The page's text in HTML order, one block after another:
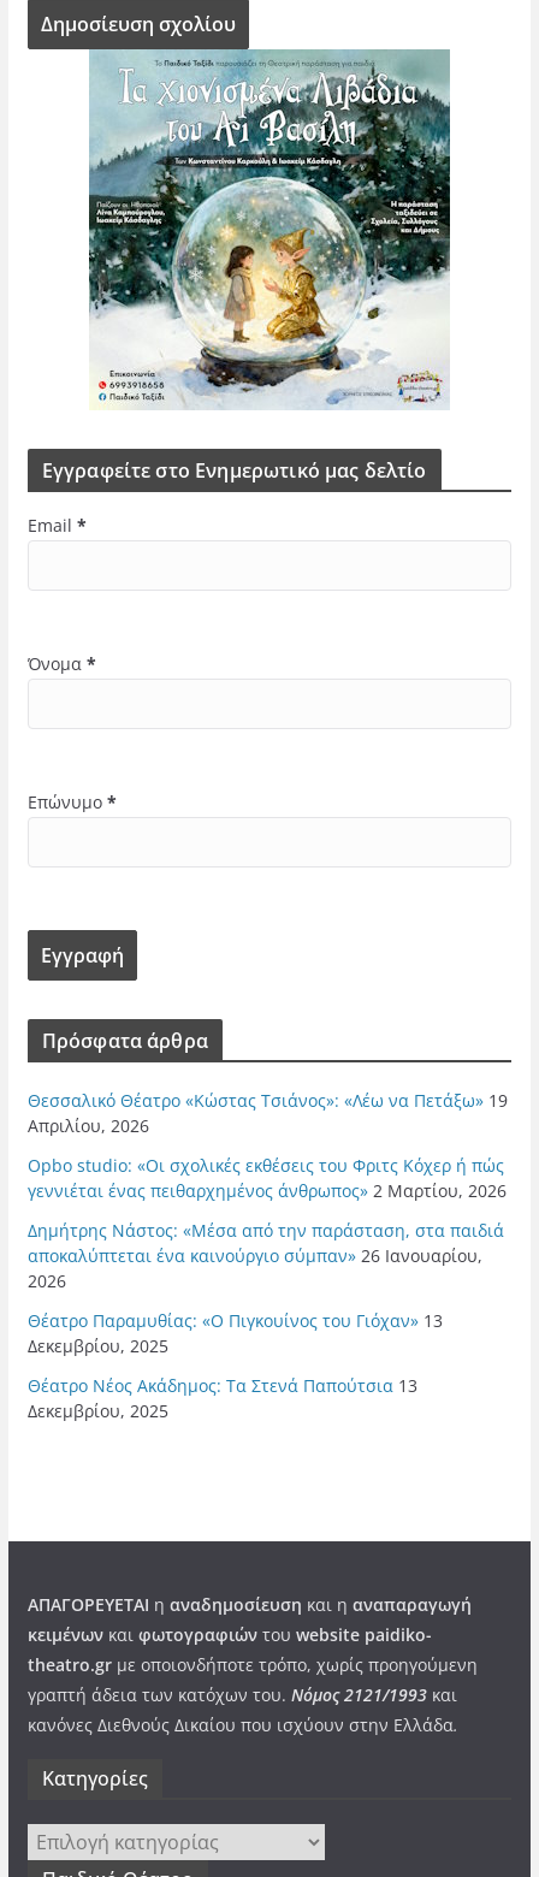
Εγγραφείτε στο Ενημερωτικό μας δελτίο
Email *
Όνομα *
Επώνυμο *
Πρόσφατα άρθρα
Θεσσαλικό Θέατρο «Κώστας Τσιάνος»: «Λέω να Πετάξω» 19
Απριλίου, 2026
Opbo studio: «Οι σχολικές εκθέσεις του Φριτς Κόχερ ή πώς
γεννιέται ένας πειθαρχημένος άνθρωπος» 2 Μαρτίου, 2026
Δημήτρης Νάστος: «Μέσα από την παράσταση, στα παιδιά
αποκαλύπτεται ένα καινούργιο σύμπαν» 26 Ιανουαρίου,
2026
Θέατρο Παραμυθίας: «Ο Πιγκουίνος του Γιόχαν» 13
Δεκεμβρίου, 2025
Θέατρο Νέος Ακάδημος: Τα Στενά Παπούτσια 13
Δεκεμβρίου, 2025
ΑΠΑΓΟΡΕΥΕΤΑΙ η αναδημοσίευση και η αναπαραγωγή
κειμένωνκαι φωτογραφιώντου website paidiko-
theatro.grμε οποιονδήποτε τρόπο, χωρίς προηγούμενη
γραπτή άδεια των κατόχων του. Νόμος 2121/1993και
κανόνες Διεθνούς Δικαίου που ισχύουν στην Ελλάδα.
Kατηγορίες
Kατηγορίες